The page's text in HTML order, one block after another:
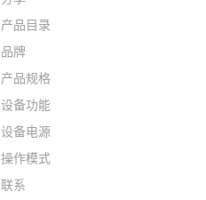
产品目录
品牌
产品规格
设备功能
设备电源
操作模式
联系